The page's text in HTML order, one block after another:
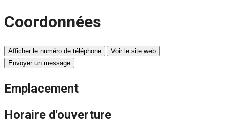
Coordonnées
Afficher le numéro de téléphone
Voir le site web
Envoyer un message
Emplacement
Horaire d'ouverture